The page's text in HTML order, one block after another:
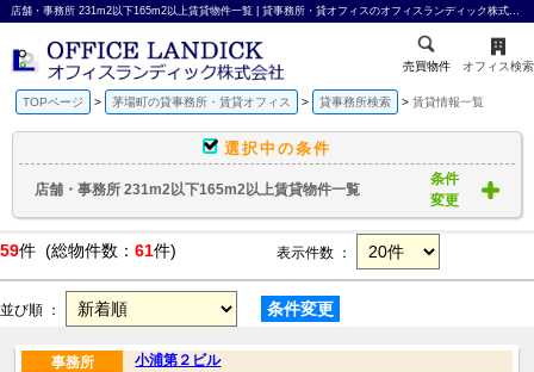
店舗・事務所 231m2以下165m2以上賃貸物件一覧 | 貸事務所・貸オフィスのオフィスランディック株式会社
売買物件 オフィス検索
TOPページ 茅場町の貸事務所・賃貸オフィス 貸事務所検索 賃貸情報一覧
選択中の条件
店舗・事務所 231m2以下165m2以上賃貸物件一覧
条件
変更
59件 (総物件数： 61件) 表示件数 ：
並び順 ： 条件変更
小浦第２ビル
事務所